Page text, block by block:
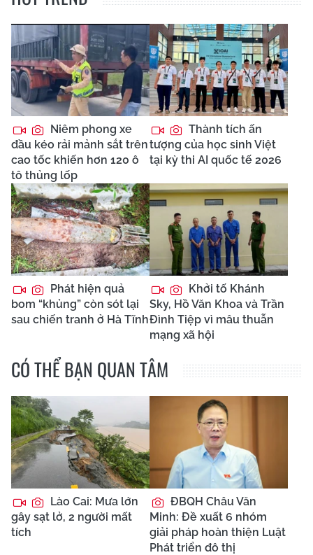
Niêm phong xe
đầu kéo rải mảnh sắt trên
cao tốc khiến hơn 120 ô
tô thủng lốp
Thành tích ấn
tượng của học sinh Việt
tại kỳ thi AI quốc tế 2026
Phát hiện quả
bom “khủng” còn sót lại
sau chiến tranh ở Hà Tĩnh
Khởi tố Khánh
Sky, Hồ Văn Khoa và Trần
Đình Tiệp vì mâu thuẫn
mạng xã hội
CÓ THỂ BẠN QUAN TÂM
Lào Cai: Mưa lớn
gây sạt lở, 2 người mất
tích
ĐBQH Châu Văn
Minh: Đề xuất 6 nhóm
giải pháp hoàn thiện Luật
Phát triển đô thị